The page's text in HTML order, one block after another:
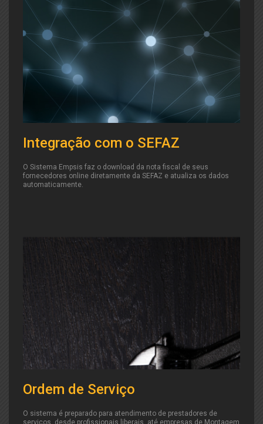
Integração com o SEFAZ
O Sistema Empsis faz o download da nota fiscal de seus
fornecedores online diretamente da SEFAZ e atualiza os dados
automaticamente.
Ordem de Serviço
O sistema é preparado para atendimento de prestadores de
serviços, desde profissionais liberais, até empresas de Montagem